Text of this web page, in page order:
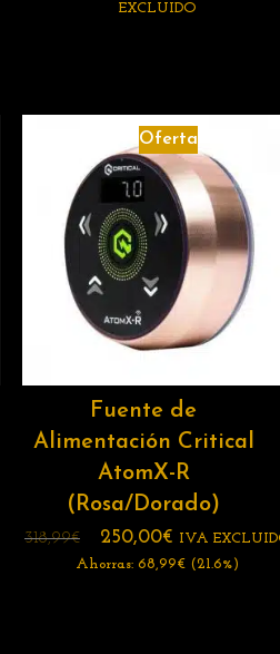
EXCLUIDO
Oferta
Fuente de
Alimentación Critical
AtomX-R
(Rosa/Dorado)
318,99€ 250,00€ IVA
Ahorras: 68,99€ (21.6%)